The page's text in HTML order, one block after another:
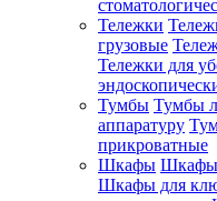
Тележки
грузовые
Тележки для
Тумбы Тумбы
аппаратуру
прикроватные
Шкафы Шкафы
Шкафы для